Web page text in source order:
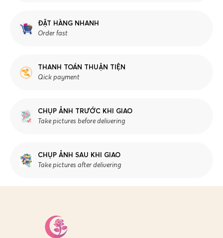
ĐẶT HÀNG NHANH
Order fast
THANH TOÁN THUẬN TIỆN
Qick payment
CHỤP ẢNH TRƯỚC KHI GIAO
Take pictures before delivering
CHỤP ẢNH SAU KHI GIAO
Take pictures after delivering